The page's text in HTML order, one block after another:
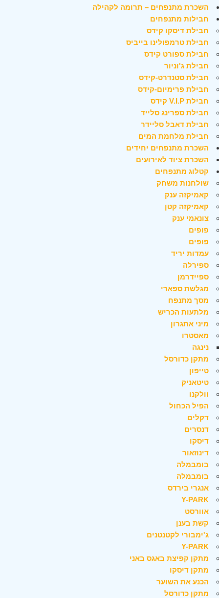
השכרת מתנפחים – תרומה לקהילה
חבילות מתנפחים
חבילת דיסקו קידס
חבילת טרמפולינו בייביס
חבילת ספורט קידס
חבילת ג'וניור
חבילת סטנדרט-קידס
חבילת פרימיום-קידס
חבילת V.I.P קידס
חבילת ספרינג סלייד
חבילת דאבל סליידר
חבילת מלחמת המים
השכרת מתנפחים יחידים
השכרת ציוד לאירועים
קטלוג מתנפחים
שולחנות משחק
קאמיקזה ענק
קאמיקזה קטן
צונאמי ענק
פופים
פופים
עמדות יריד
ספירלה
ספיידרמן
מגלשת ספארי
מסך מתנפח
מלתעות הכריש
מיני אתגרון
מאסטרו
נינגה
מתקן כדורסל
טייפון
טיטאניק
וולקנו
הפיל הכחול
דקלים
דנסרים
דיסקו
דינוזאור
בומבמלה
בומבמלה
אנגרי בירדס
Y-PARK
אוורסט
קשת בענן
ג'ימבורי לקטנטנים
Y-PARK
מתקן קפיצת באגס באני
מתקן דיסקו
הכנע את השוער
מתקן כדורסל